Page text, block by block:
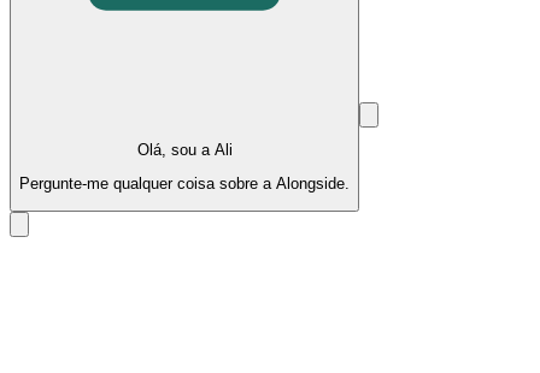
Olá, sou a Ali
Pergunte-me qualquer coisa sobre a Alongside.